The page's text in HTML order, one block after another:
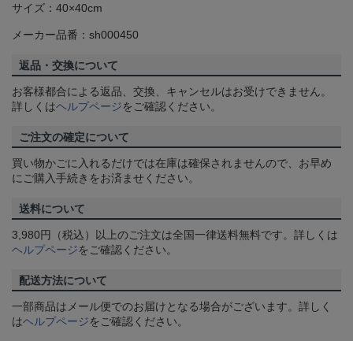
サイズ：40×40cm
メーカー品番：sh000450
返品・交換について
お客様都合による返品、交換、キャンセルはお受けできません。
詳しくはヘルプページをご確認ください。
ご注文の確定について
買い物かごに入れるだけでは在庫は確保されませんので、お早め
にご購入手続きをお済ませください。
送料について
3,980円（税込）以上のご注文は全国一律送料無料です。詳しくは
ヘルプページをご確認ください。
配送方法について
一部商品はメール便でのお届けとなる場合がございます。詳しく
はヘルプページをご確認ください。